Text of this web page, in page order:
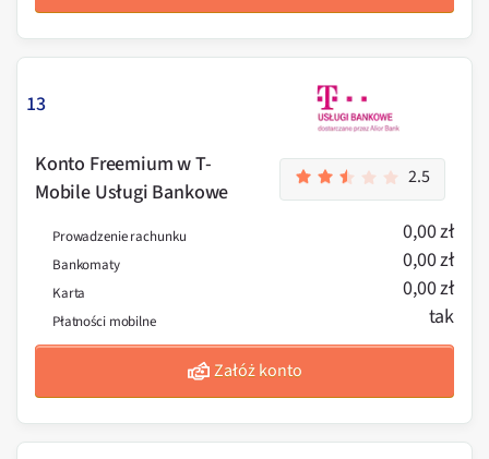
13
Konto Freemium w T-
Mobile Usługi Bankowe
2.5
Prowadzenie rachunku 0,00 zł
Bankomaty 0,00 zł
Karta 0,00 zł
Płatności mobilne tak
Załóż konto